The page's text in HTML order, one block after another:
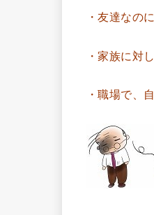
・友達なの
・家族に対
・職場で、